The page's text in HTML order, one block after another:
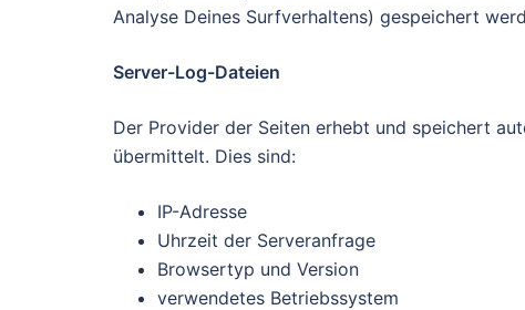
Analyse Deines Surfverhaltens) gespeichert
Server-Log-Dateien
Der Provider der Seiten erhebt und speichert
übermittelt. Dies sind:
IP-Adresse
Uhrzeit der Serveranfrage
Browsertyp und Version
verwendetes Betriebssystem